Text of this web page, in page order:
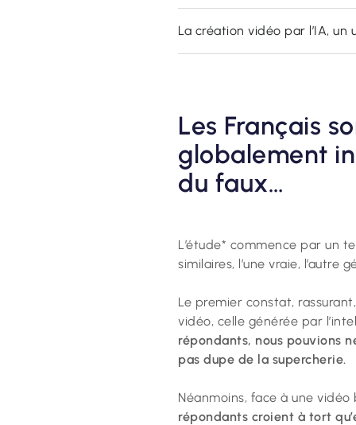
La création vidéo par l’IA,
Les Français
globalement
du faux…
L’étude* commence par un
similaires, l’une vraie, l’autre
Le premier constat,
vidéo, celle générée par
répondants, nous pouvions
pas dupe de la supercherie.
Néanmoins, face à une
répondants croient à tort